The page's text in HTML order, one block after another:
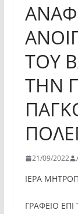
ΤΟΥ
ΤΗΝ
21/09/2022
ΙΕΡΑ
ΓΡΑΦΕΙΟ